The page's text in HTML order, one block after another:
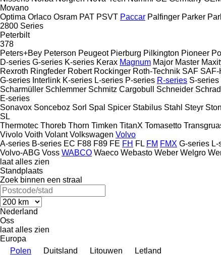
Movano
Optima Orlaco Osram PAT PSVT Paccar Palfinger Parker
2800 Series
Peterbilt
378
Peters+Bey Peterson Peugeot Pierburg Pilkington Pioneer
D-series G-series K-series Kerax Magnum Major Master
Rexroth Ringfeder Robert Rockinger Roth-Technik SAF SAF-
G-series Interlink K-series L-series P-series R-series S-series
Scharmüller Schlemmer Schmitz Cargobull Schneider
E-series
Sonavox Sonceboz Sorl Spal Spicer Stabilus Stahl Steyr
SL
Thermotec Thoreb Thorn Timken TitanX Tomasetto
Vivolo Voith Volant Volkswagen Volvo
A-series B-series EC F88 F89 FE FH FL FM FMX G-series
Volvo-ABG Voss WABCO Waeco Webasto Weber Welgro
laat alles zien
Standplaats
Zoek binnen een straal
Nederland
Oss
laat alles zien
Europa
Polen
Duitsland Litouwen
Letland